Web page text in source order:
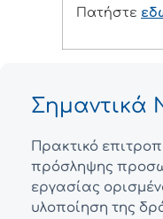
Πατήστε
Σημαντικά
Πρακτικό
πρόσληψης
εργασίας
υλοποίηση της